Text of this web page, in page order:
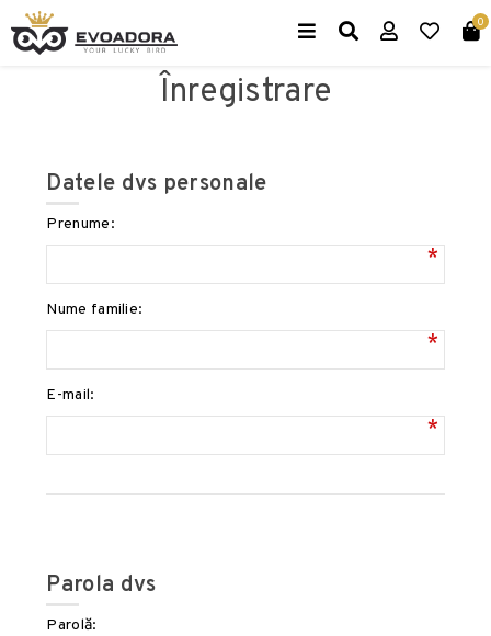
0
Înregistrare
Datele dvs personale
Prenume:
*
Nume familie:
*
E-mail:
*
Parola dvs
Parolă: